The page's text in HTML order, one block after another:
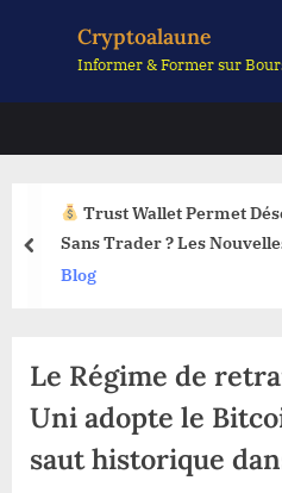
Cryptoalaune
Informer & Former sur
Trust Wallet Permet
Sans Trader ? Les
Blog
prev
Le Régime de
Uni adopte le
saut historique